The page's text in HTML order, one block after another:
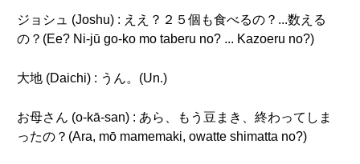
ジョシュ (Joshu) : ええ？２５個も食べるの？...数える
の？(Ee? Ni-jū go-ko mo taberu no? ... Kazoeru no?)
大地 (Daichi) : うん。(Un.)
お母さん (o-kā-san) : あら、もう豆まき、終わってしま
ったの？(Ara, mō mamemaki, owatte shimatta no?)